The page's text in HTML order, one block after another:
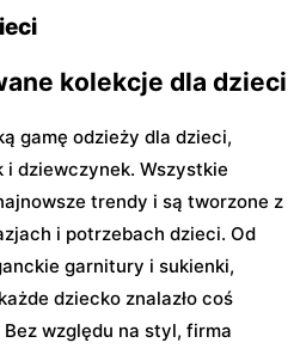
kolekcje dla dzieci
gamę odzieży dla dzieci,
i dziewczynek. Wszystkie
trendy i są tworzone z
i potrzebach dzieci. Od
garnitury i sukienki,
dziecko znalazło coś
względu na styl, firma